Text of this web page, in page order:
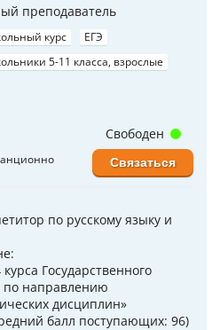
преподаватель
курс
ЕГЭ
5-11 класса, взрослые
по русскому языку и
Государственного
по направлению
дисциплин»
балл поступающих: 96)
Свободен
Связаться